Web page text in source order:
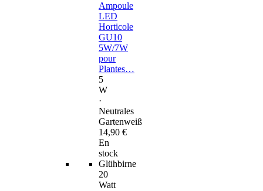
Ampoule
LED
Horticole
GU10
5W/7W
pour
Plantes…
5
W
·
Neutrales
Gartenweiß
14,90 €
En
stock
Glühbirne
20
Watt